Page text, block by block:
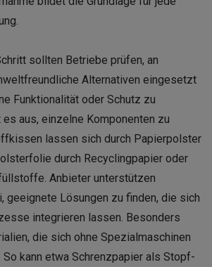
sollten Betriebe prüfen, an
Alternativen eingesetzt
Funktionalität oder Schutz zu
aus, einzelne Komponenten zu
lassen sich durch Papierpolster
durch Recyclingpapier oder
Anbieter unterstützen
geeignete Lösungen zu finden, die sich
integrieren lassen. Besonders
die sich ohne Spezialmaschinen
kann etwa Schrenzpapier als Stopf-